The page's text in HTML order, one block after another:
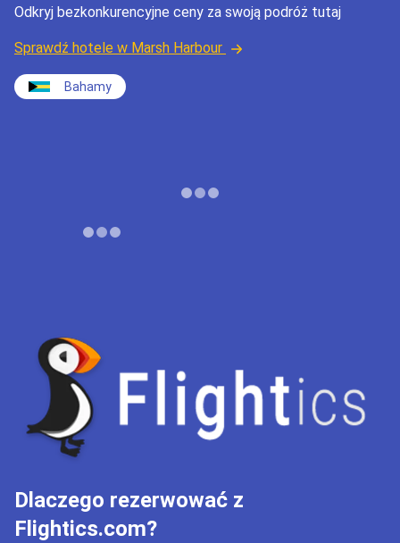
Odkryj bezkonkurencyjne ceny za swoją podróż tutaj
Sprawdź hotele w Marsh Harbour
Bahamy
Dlaczego rezerwować z
Flightics.com?